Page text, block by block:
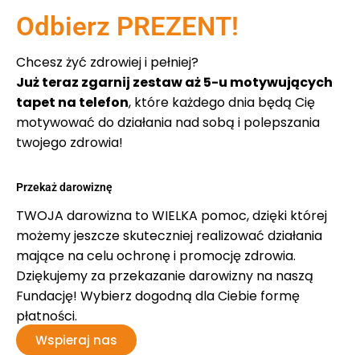
Odbierz PREZENT!
Chcesz żyć zdrowiej i pełniej?
Już teraz zgarnij zestaw aż 5-u motywujących
tapet na telefon, które każdego dnia będą Cię
motywować do działania nad sobą i polepszania
twojego zdrowia!
Przekaż darowiznę
TWOJA darowizna to WIELKA pomoc, dzięki której
możemy jeszcze skuteczniej realizować działania
mające na celu ochronę i promocję zdrowia.
Dziękujemy za przekazanie darowizny na naszą
Fundację! Wybierz dogodną dla Ciebie formę
płatności.
Wspieraj nas